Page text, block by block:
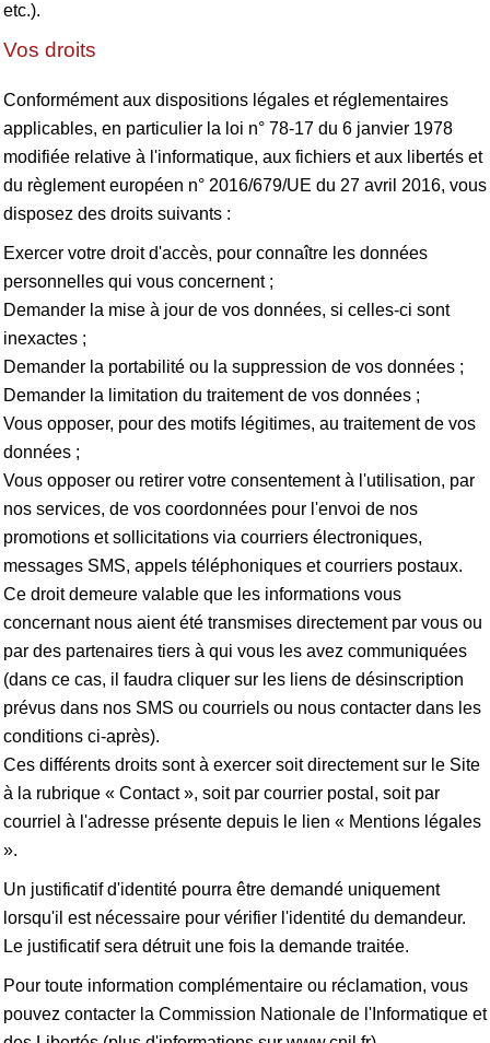
etc.).
Vos droits
Conformément aux dispositions légales et réglementaires
applicables, en particulier la loi n° 78-17 du 6 janvier 1978
modifiée relative à l'informatique, aux fichiers et aux libertés et
du règlement européen n° 2016/679/UE du 27 avril 2016, vous
disposez des droits suivants :
Exercer votre droit d'accès, pour connaître les données
personnelles qui vous concernent ;
Demander la mise à jour de vos données, si celles-ci sont
inexactes ;
Demander la portabilité ou la suppression de vos données ;
Demander la limitation du traitement de vos données ;
Vous opposer, pour des motifs légitimes, au traitement de vos
données ;
Vous opposer ou retirer votre consentement à l'utilisation, par
nos services, de vos coordonnées pour l'envoi de nos
promotions et sollicitations via courriers électroniques,
messages SMS, appels téléphoniques et courriers postaux.
Ce droit demeure valable que les informations vous
concernant nous aient été transmises directement par vous ou
par des partenaires tiers à qui vous les avez communiquées
(dans ce cas, il faudra cliquer sur les liens de désinscription
prévus dans nos SMS ou courriels ou nous contacter dans les
conditions ci-après).
Ces différents droits sont à exercer soit directement sur le Site
à la rubrique « Contact », soit par courrier postal, soit par
courriel à l'adresse présente depuis le lien « Mentions légales
».
Un justificatif d'identité pourra être demandé uniquement
lorsqu'il est nécessaire pour vérifier l'identité du demandeur.
Le justificatif sera détruit une fois la demande traitée.
Pour toute information complémentaire ou réclamation, vous
pouvez contacter la Commission Nationale de l'Informatique et